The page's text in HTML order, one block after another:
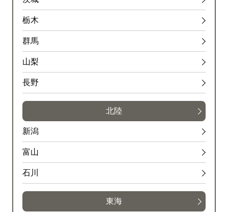
栃木
群馬
山梨
長野
北陸
新潟
富山
石川
東海